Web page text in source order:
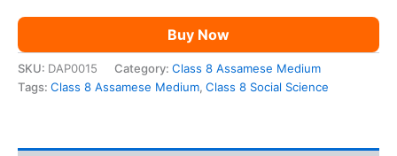
quantity
Buy Now
SKU: DAP0015 Category: Class 8 Assamese Medium
Tags: Class 8 Assamese Medium, Class 8 Social Science